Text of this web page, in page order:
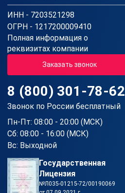
ИНН - 7203521298
ОГРН - 1217200009410
Полная информация о
реквизитах компании
Заказать звонок
8 (800) 301-78-62
Звонок по России бесплатный
Пн-Пт: 08:00 - 20:00 (МСК)
Сб: 08:00 - 16:00 (МСК)
Вс: Выходной
Государственная
Лицензия
№Л035-01215-72/00190069